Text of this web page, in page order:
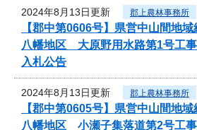
2024年8月13日更新 郡上農林事務所
【郡中第0606号】県営中山間地
八幡地区 大原野用水路第1号工
入札公告
2024年8月13日更新 郡上農林事務所
【郡中第0605号】県営中山間地
八幡地区 小瀬子集落道第2号工